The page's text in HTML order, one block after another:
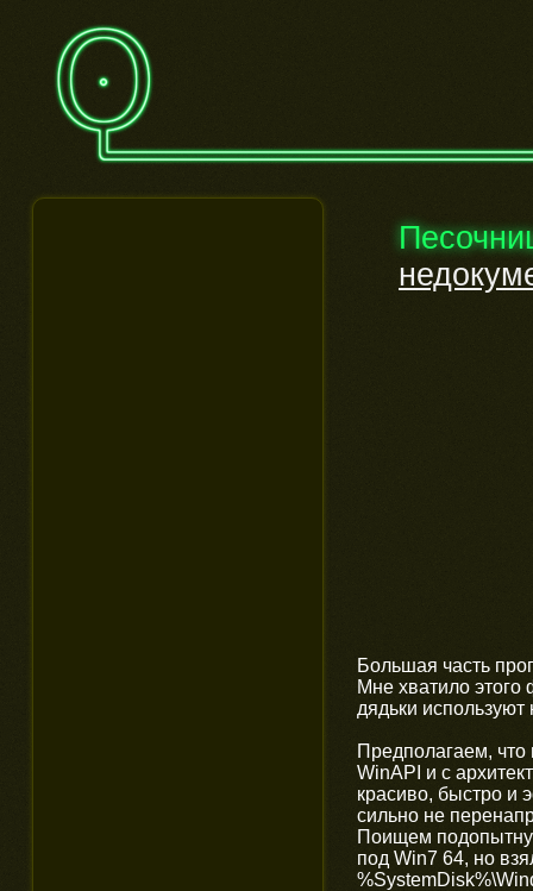
Большая часть
Мне хватило этого
дядьки
Предполагаем,
WinAPI и с
красиво, быстро и
сильно не
Поищем
под Win7 64, но